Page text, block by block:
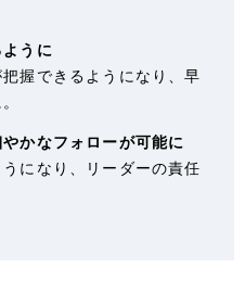
うに
握できるようになり、早
かなフォローが可能に
になり、リーダーの責任